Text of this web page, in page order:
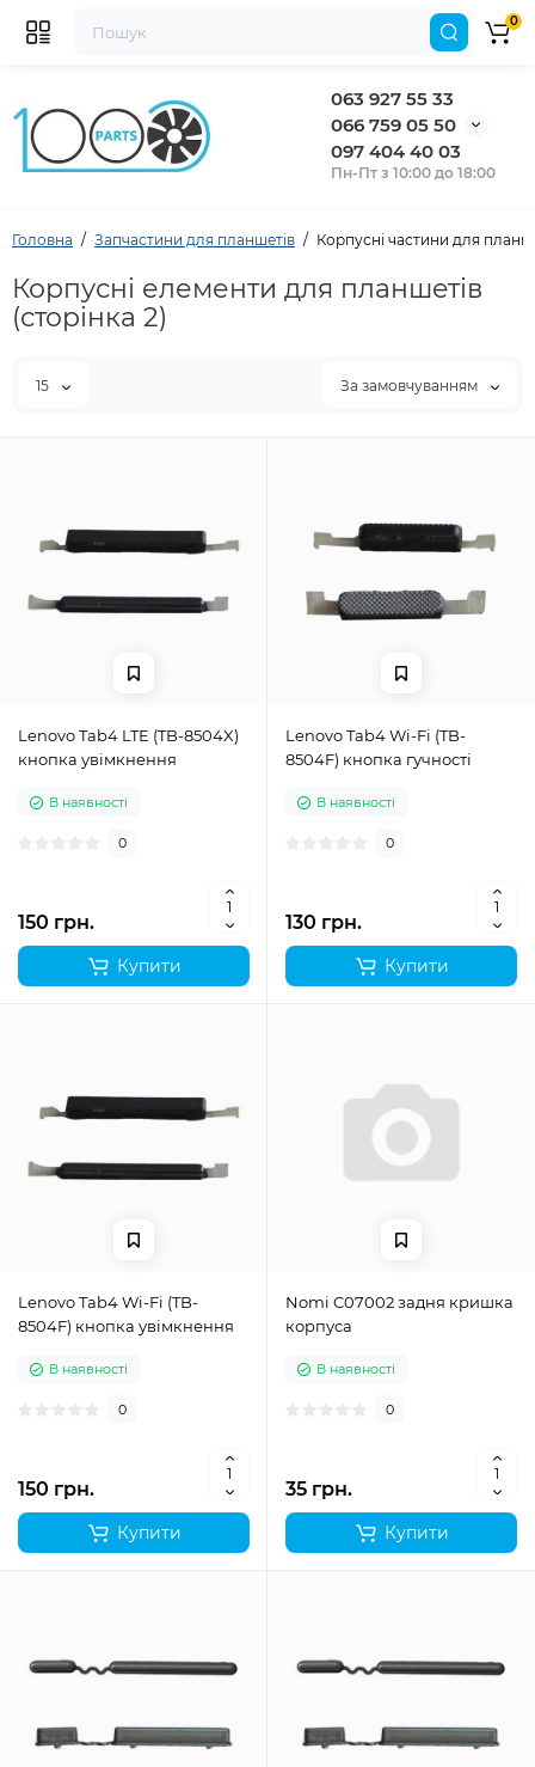
063 927 55 33
066 759 05 50
097 404 40 03
Пн-Пт з 10:00 до 18:00
0
Головна Запчастини для планшетів Корпусні частини для
Корпусні елементи для планшетів
(сторінка 2)
15 За замовчуванням
Lenovo Tab4 LTE (TB-8504X)
кнопка увімкнення
В наявності
0
150 грн.
Купити
Lenovo Tab4 Wi-Fi (TB-
8504F) кнопка гучності
В наявності
0
130 грн.
Купити
Lenovo Tab4 Wi-Fi (TB-
8504F) кнопка увімкнення
В наявності
0
150 грн.
Купити
Nomi C07002 задня кришка
корпуса
В наявності
0
35 грн.
Купити